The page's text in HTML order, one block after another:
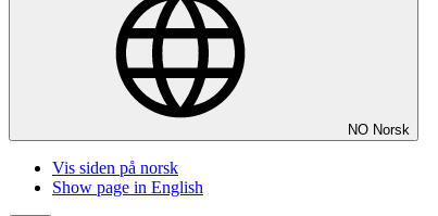
NO Norsk
Vis siden på norsk
Show page in English